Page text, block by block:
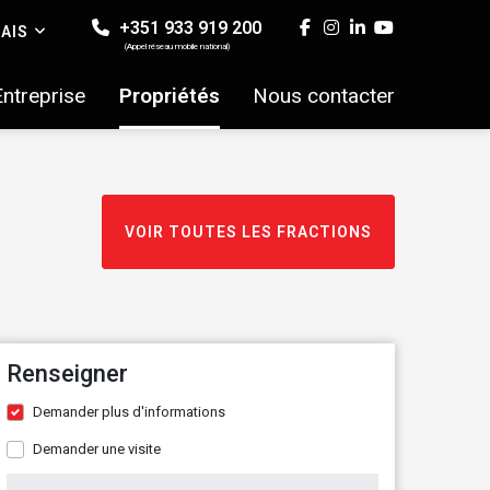
+351 933 919 200
(Appel réseau mobile national)
Propriétés Nous contacter
VOIR TOUTES LES FRACTIONS
Renseigner
Demander plus d'informations
Demander une visite